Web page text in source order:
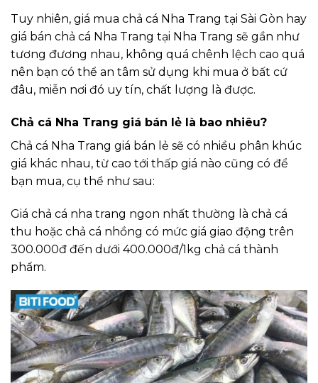
Tuy nhiên, giá mua chả cá Nha Trang tại Sài Gòn hay
giá bán chả cá Nha Trang tại Nha Trang sẽ gần như
tương đương nhau, không quá chênh lệch cao quá
nên bạn có thể an tâm sử dụng khi mua ở bất cứ
đâu, miễn nơi đó uy tín, chất lượng là được.
Chả cá Nha Trang giá bán lẻ là bao nhiêu?
Chả cá Nha Trang giá bán lẻ sẽ có nhiều phân khúc
giá khác nhau, từ cao tới thấp giá nào cũng có để
bạn mua, cụ thể như sau:
Giá chả cá nha trang ngon nhất thường là chả cá
thu hoặc chả cá nhồng có mức giá giao động trên
300.000đ đến dưới 400.000đ/1kg chả cá thành
phẩm.